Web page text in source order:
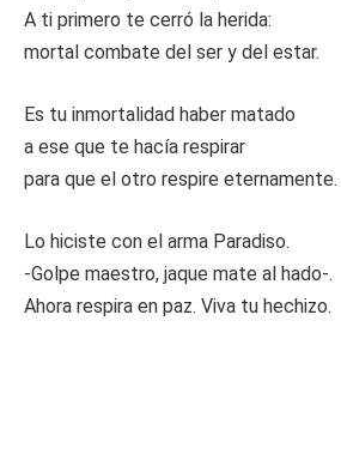
A ti primero te cerró la herida:
mortal combate del ser y del estar.
Es tu inmortalidad haber matado
a ese que te hacía respirar
para que el otro respire eternamente.
Lo hiciste con el arma Paradiso.
-Golpe maestro, jaque mate al hado-.
Ahora respira en paz. Viva tu hechizo.